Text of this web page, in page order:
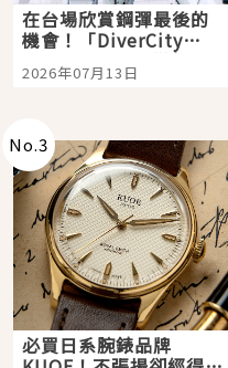
在台場欣賞鋼彈最後的
機會！「DiverCity
Tokyo Plaza」搭船、
購物、美食及夜景，一
2026年07月13日
No.3
必買日系腕錶品牌